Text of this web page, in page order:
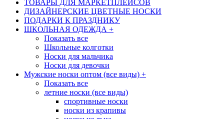
ТОВАРЫ ДЛЯ МАРКЕТПЛЕЙСОВ
ДИЗАЙНЕРСКИЕ ЦВЕТНЫЕ НОСКИ
ПОДАРКИ К ПРАЗДНИКУ
ШКОЛЬНАЯ ОДЕЖДА +
Показать все
Школьные колготки
Носки для мальчика
Носки для девочки
Мужские носки оптом (все виды) +
Показать все
летние носки (все виды)
спортивные носки
носки из крапивы